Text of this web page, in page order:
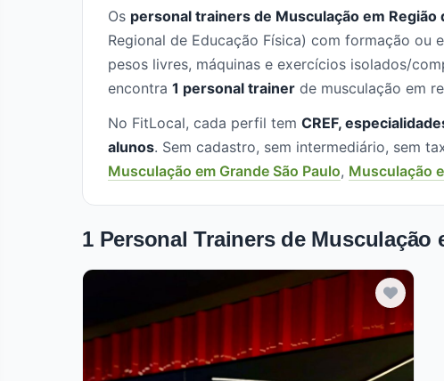
Os personal trainers de Musculação em Região
Regional de Educação Física) com formação
pesos livres, máquinas e exercícios isolados/
encontra 1 personal trainer de musculação em
No FitLocal, cada perfil tem CREF,
alunos. Sem cadastro, sem intermediário, sem
Musculação em Grande São Paulo, Musculação
1 Personal Trainers de Musculação